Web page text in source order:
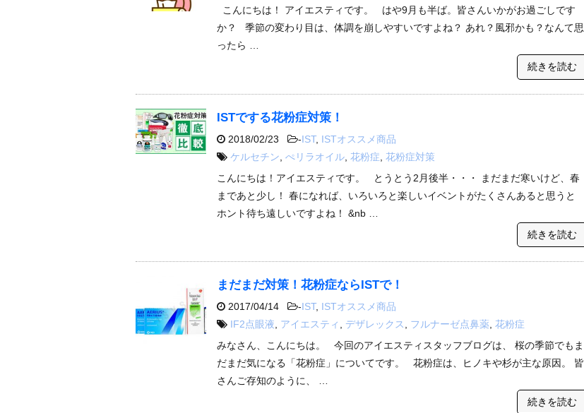
こんにちは！ アイエスティです。 はや9月も半ば。皆さんいかがお過ごしです
か？ 季節の変わり目は、体調を崩しやすいですよね？ あれ？風邪かも？なんて思
ったら …
続きを読む
ISTでする花粉症対策！
2018/02/23 -IST, ISTオススメ商品
ケルセチン ぺリラオイル 花粉症 花粉症対策
こんにちは！アイエスティです。 とうとう2月後半・・・ まだまだ寒いけど、春
まであと少し！ 春になれば、いろいろと楽しいイベントがたくさんあると思うと
ホント待ち遠しいですよね！ &nb …
続きを読む
まだまだ対策！花粉症ならISTで！
2017/04/14 -IST, ISTオススメ商品
IF2点眼液
アイエスティ デザレックス フルナーゼ点鼻薬 花粉症
みなさん、こんにちは。 今回のアイエスティスタッフブログは、 桜の季節でもま
だまだ気になる「花粉症」についてです。 花粉症は、ヒノキや杉が主な原因。 皆
さんご存知のように、 …
続きを読む